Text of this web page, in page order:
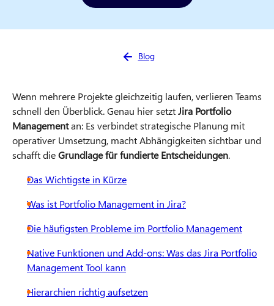
Sie sind hier:
Blog
Wenn mehrere Projekte gleichzeitig laufen, verlieren Teams
schnell den Überblick. Genau hier setztJira Portfolio
Managementan: Es verbindet strategische Planung mit
operativer Umsetzung, macht Abhängigkeiten sichtbar und
schafft dieGrundlage für fundierte Entscheidungen.
Das Wichtigste in Kürze
Was ist Portfolio Management in Jira?
Die häufigsten Probleme im Portfolio Management
Native Funktionen und Add-ons: Was das Jira Portfolio
Management Tool kann
Hierarchien richtig aufsetzen